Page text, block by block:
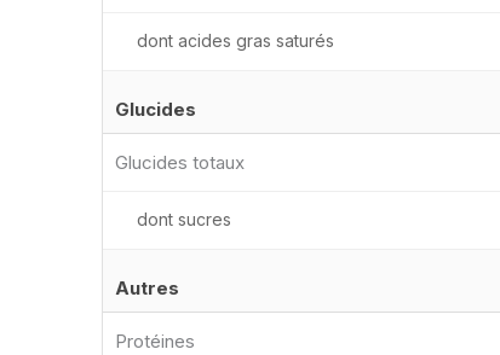
dont acides gras saturés
Glucides
Glucides totaux
dont sucres
Autres
Protéines